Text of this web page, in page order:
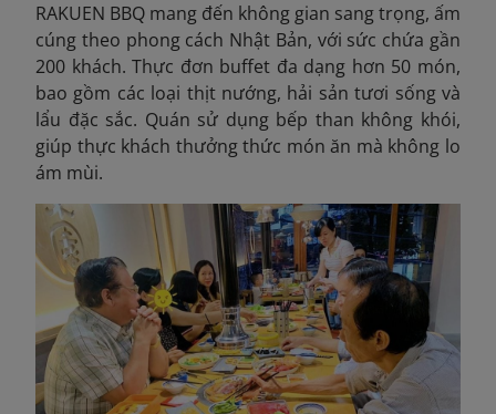
RAKUEN BBQ mang đến không gian sang trọng, ấm
cúng theo phong cách Nhật Bản, với sức chứa gần
200 khách. Thực đơn buffet đa dạng hơn 50 món,
bao gồm các loại thịt nướng, hải sản tươi sống và
lẩu đặc sắc. Quán sử dụng bếp than không khói,
giúp thực khách thưởng thức món ăn mà không lo
ám mùi.